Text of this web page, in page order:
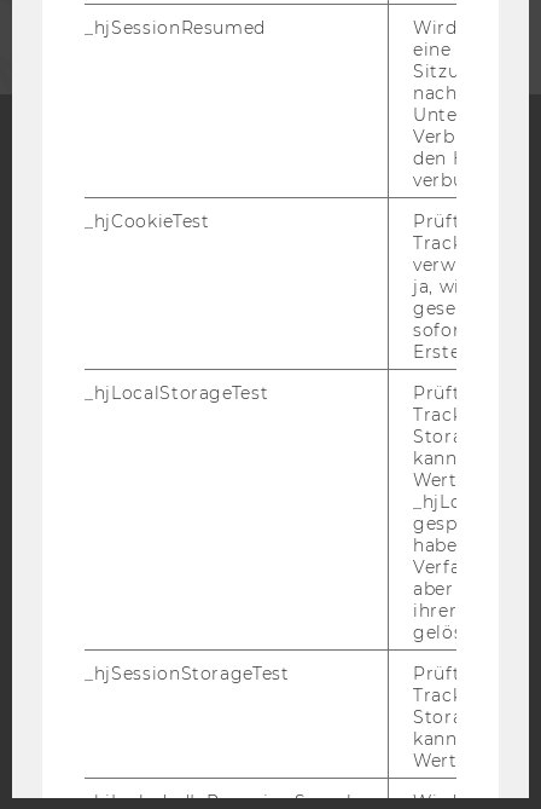
Blog
Bluesky
BARRIEREFREIHEITSERKLÄRUNG WEBSEITE
DATENSCHUTZERKLÄRUNG SOCIAL MEDIA
STUDIENBEWERBER*INNEN UND STUDIERENDE
Barrierefreiheitserklärung
_hjSessionResumed
Wird gesetzt,
eine
Sitzung/
nach einer
Verbindung
den Hotjar-
verbunden
_hjCookieTest
Prüft, ob der
Tracking
verwenden
ja, wird ein
gesetzt. Wird
sofort nach
Erstellung
_hjLocalStorageTest
Prüft, ob der
Tracking
Storage
kann. Wenn
Wert 1
haben keine
Verfallszeit,
aber fast
ihrer
gelöscht.
_hjSessionStorageTest
Prüft, ob der
Tracking
Storage
kann. Wenn
Wert von 1
_hjIncludedInPageviewSample
Wird gesetzt,